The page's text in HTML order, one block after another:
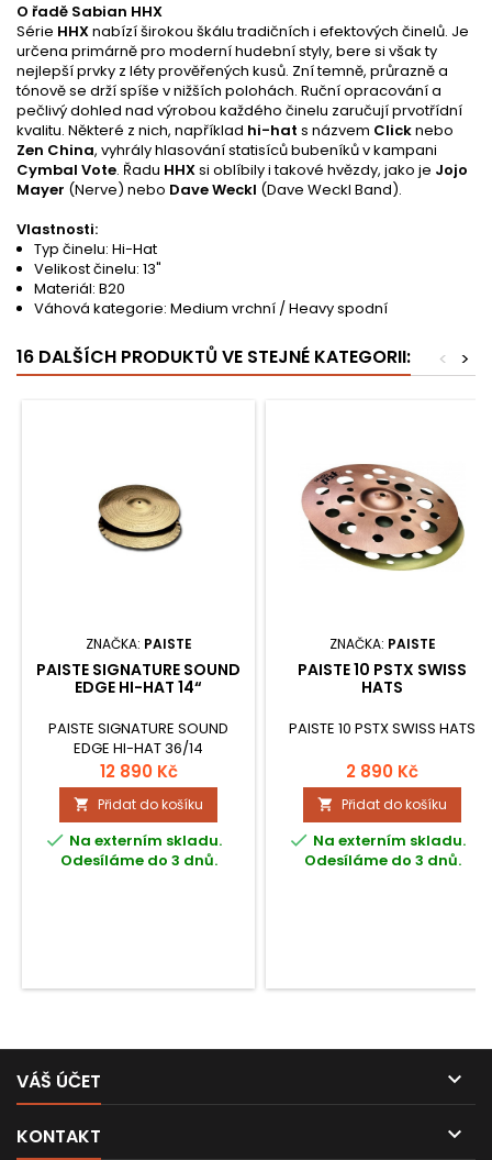
O řadě Sabian HHX
Série HHXnabízí širokou škálu tradičních i efektových činelů. Je
určena primárně pro moderní hudební styly, bere si však ty
nejlepší prvky z léty prověřených kusů. Zní temně, průrazně a
tónově se drží spíše v nižších polohách. Ruční opracování a
pečlivý dohled nad výrobou každého činelu zaručují prvotřídní
kvalitu. Některé z nich, například hi-hat s názvem Clicknebo
Zen China, vyhrály hlasování statisíců bubeníků v kampani
Cymbal Vote. Řadu HHXsi oblíbily i takové hvězdy, jako je Jojo
Mayer (Nerve) nebo Dave Weckl (Dave Weckl Band).
Vlastnosti:
Typ činelu: Hi-Hat
Velikost činelu: 13"
Materiál: B20
Váhová kategorie: Medium vrchní / Heavy spodní
16 DALŠÍCH PRODUKTŮ VE STEJNÉ KATEGORII: >
<
ZNAČKA: PAISTE
PAISTE SIGNATURE SOUND
EDGE HI-HAT 14“
PAISTE SIGNATURE SOUND
EDGE HI-HAT 36/14
12 890 Kč
 Přidat do košíku
 Na externím skladu.
Odesíláme do 3 dnů.
ZNAČKA: PAISTE
PAISTE 10 PSTX SWISS
HATS
PAISTE 10 PSTX SWISS HATS
2 890 Kč
 Přidat do košíku
 Na externím skladu.
Odesíláme do 3 dnů.
VÁŠ ÚČET 
KONTAKT 